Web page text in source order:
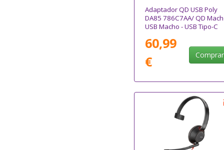
Adaptador QD USB Poly
DA85 786C7AA/ QD
USB Macho - USB Tipo-C
60,99
€
Comprar